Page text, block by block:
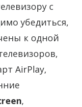
с
убедиться,
к одной
AirPlay,
,